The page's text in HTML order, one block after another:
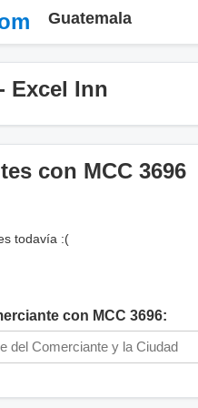
Guatemala
Excel Inn
con MCC 3696
todavía :(
con MCC 3696: